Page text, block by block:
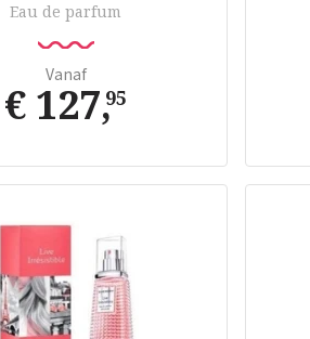
Eau de parfum
Vanaf
€ 127,95